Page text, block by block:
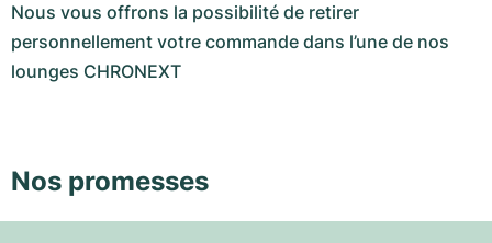
Nous vous offrons la possibilité de retirer
personnellement votre commande dans l’une de nos
lounges CHRONEXT
Nos promesses